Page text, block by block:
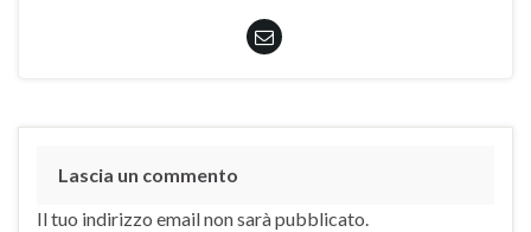
Lascia un commento
Il tuo indirizzo email non sarà pubblicato.